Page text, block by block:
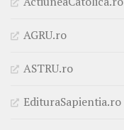
AGRU.ro
ASTRU.ro
EdituraSapientia.ro